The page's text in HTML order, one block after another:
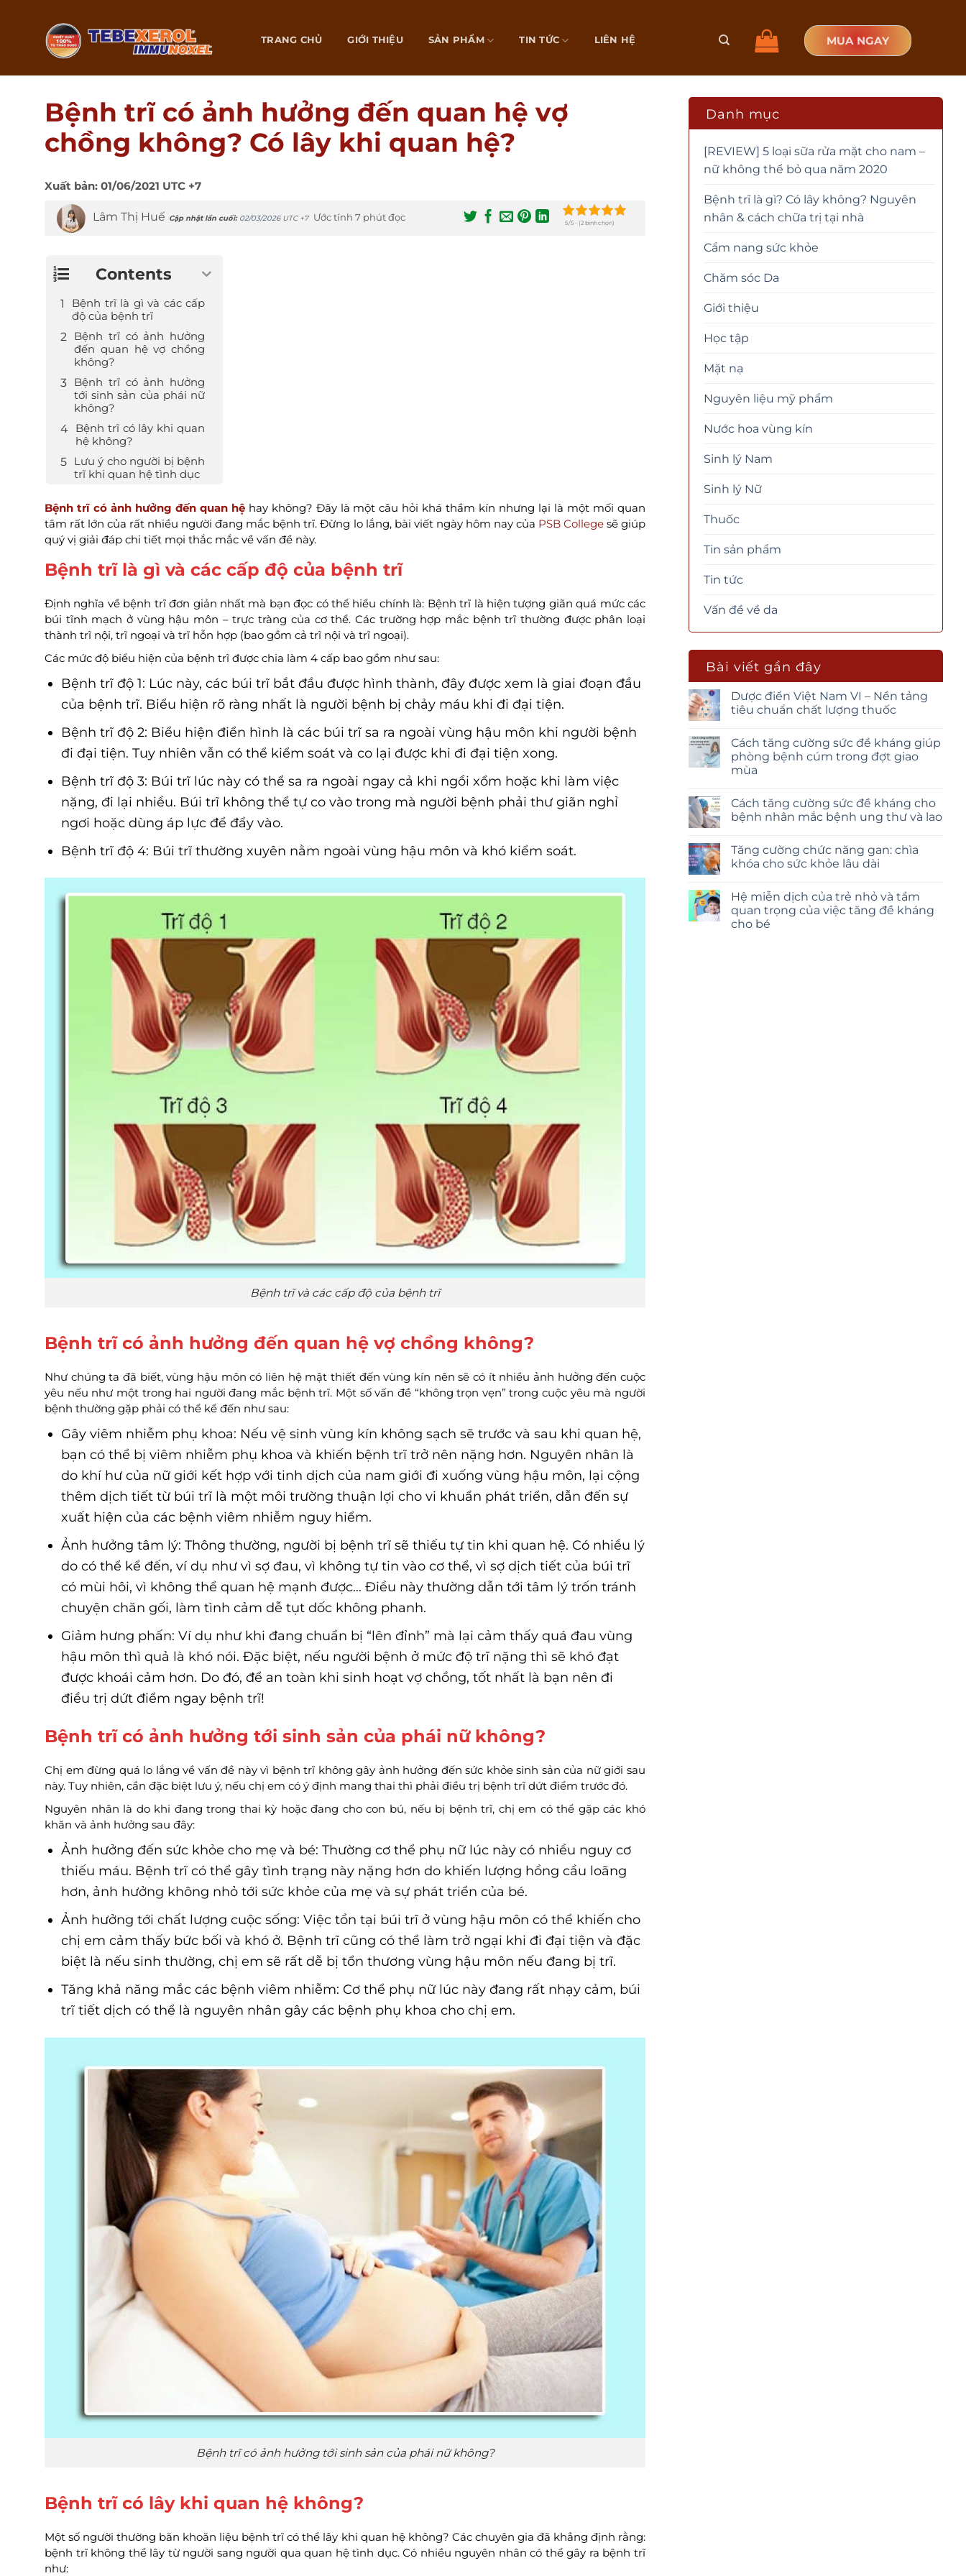
TRANG CHỦ GIỚI THIỆU SẢN PHẨM TIN TỨC LIÊN HỆ MUA NGAY
Bệnh trĩ có ảnh hưởng đến quan hệ vợ
chồng không? Có lây khi quan hệ?
Xuất bản: 01/06/2021 UTC +7
Lâm Thị Huế Cập nhật lần cuối: 02/03/2026UTC +7 Ước tính 7 phút đọc 5/5 - (2 bình chọn)
Contents
Bệnh trĩ là gì và các cấp
độ của bệnh trĩ
Bệnh trĩ có ảnh hưởng
đến quan hệ vợ chồng
không?
Bệnh trĩ có ảnh hưởng
tới sinh sản của phái nữ
không?
Bệnh trĩ có lây khi quan
hệ không?
Lưu ý cho người bị bệnh
trĩ khi quan hệ tình dục
Bệnh trĩ có ảnh hưởng đến quan hệhay không? Đây là một câu hỏi khá thầm kín nhưng lại là một mối quan
tâm rất lớn của rất nhiều người đang mắc bệnh trĩ. Đừng lo lắng, bài viết ngày hôm nay của PSB Collegesẽ giúp
quý vị giải đáp chi tiết mọi thắc mắc về vấn đề này.
Bệnh trĩ là gì và các cấp độ của bệnh trĩ
Định nghĩa về bệnh trĩ đơn giản nhất mà bạn đọc có thể hiểu chính là: Bệnh trĩ là hiện tượng giãn quá mức các
búi tĩnh mạch ở vùng hậu môn – trực tràng của cơ thể. Các trường hợp mắc bệnh trĩ thường được phân loại
thành trĩ nội, trĩ ngoại và trĩ hỗn hợp (bao gồm cả trĩ nội và trĩ ngoại).
Các mức độ biểu hiện của bệnh trĩ được chia làm 4 cấp bao gồm như sau:
Bệnh trĩ độ 1: Lúc này, các búi trĩ bắt đầu được hình thành, đây được xem là giai đoạn đầu
của bệnh trĩ. Biểu hiện rõ ràng nhất là người bệnh bị chảy máu khi đi đại tiện.
Bệnh trĩ độ 2: Biểu hiện điển hình là các búi trĩ sa ra ngoài vùng hậu môn khi người bệnh
đi đại tiện. Tuy nhiên vẫn có thể kiểm soát và co lại được khi đi đại tiện xong.
Bệnh trĩ độ 3: Búi trĩ lúc này có thể sa ra ngoài ngay cả khi ngồi xổm hoặc khi làm việc
nặng, đi lại nhiều. Búi trĩ không thể tự co vào trong mà người bệnh phải thư giãn nghỉ
ngơi hoặc dùng áp lực để đẩy vào.
Bệnh trĩ độ 4: Búi trĩ thường xuyên nằm ngoài vùng hậu môn và khó kiểm soát.
Bệnh trĩ và các cấp độ của bệnh trĩ
Bệnh trĩ có ảnh hưởng đến quan hệ vợ chồng không?
Như chúng ta đã biết, vùng hậu môn có liên hệ mật thiết đến vùng kín nên sẽ có ít nhiều ảnh hưởng đến cuộc
yêu nếu như một trong hai người đang mắc bệnh trĩ. Một số vấn đề “không trọn vẹn” trong cuộc yêu mà người
bệnh thường gặp phải có thể kể đến như sau:
Gây viêm nhiễm phụ khoa: Nếu vệ sinh vùng kín không sạch sẽ trước và sau khi quan hệ,
bạn có thể bị viêm nhiễm phụ khoa và khiến bệnh trĩ trở nên nặng hơn. Nguyên nhân là
do khí hư của nữ giới kết hợp với tinh dịch của nam giới đi xuống vùng hậu môn, lại cộng
thêm dịch tiết từ búi trĩ là một môi trường thuận lợi cho vi khuẩn phát triển, dẫn đến sự
xuất hiện của các bệnh viêm nhiễm nguy hiểm.
Ảnh hưởng tâm lý: Thông thường, người bị bệnh trĩ sẽ thiếu tự tin khi quan hệ. Có nhiều lý
do có thể kể đến, ví dụ như vì sợ đau, vì không tự tin vào cơ thể, vì sợ dịch tiết của búi trĩ
có mùi hôi, vì không thể quan hệ mạnh được… Điều này thường dẫn tới tâm lý trốn tránh
chuyện chăn gối, làm tình cảm dễ tụt dốc không phanh.
Giảm hưng phấn: Ví dụ như khi đang chuẩn bị “lên đỉnh” mà lại cảm thấy quá đau vùng
hậu môn thì quả là khó nói. Đặc biệt, nếu người bệnh ở mức độ trĩ nặng thì sẽ khó đạt
được khoái cảm hơn. Do đó, để an toàn khi sinh hoạt vợ chồng, tốt nhất là bạn nên đi
điều trị dứt điểm ngay bệnh trĩ!
Bệnh trĩ có ảnh hưởng tới sinh sản của phái nữ không?
Chị em đừng quá lo lắng về vấn đề này vì bệnh trĩ không gây ảnh hưởng đến sức khỏe sinh sản của nữ giới sau
này. Tuy nhiên, cần đặc biệt lưu ý, nếu chị em có ý định mang thai thì phải điều trị bệnh trĩ dứt điểm trước đó.
Nguyên nhân là do khi đang trong thai kỳ hoặc đang cho con bú, nếu bị bệnh trĩ, chị em có thể gặp các khó
khăn và ảnh hưởng sau đây:
Ảnh hưởng đến sức khỏe cho mẹ và bé: Thường cơ thể phụ nữ lúc này có nhiều nguy cơ
thiếu máu. Bệnh trĩ có thể gây tình trạng này nặng hơn do khiến lượng hồng cầu loãng
hơn, ảnh hưởng không nhỏ tới sức khỏe của mẹ và sự phát triển của bé.
Ảnh hưởng tới chất lượng cuộc sống: Việc tồn tại búi trĩ ở vùng hậu môn có thể khiến cho
chị em cảm thấy bức bối và khó ở. Bệnh trĩ cũng có thể làm trở ngại khi đi đại tiện và đặc
biệt là nếu sinh thường, chị em sẽ rất dễ bị tổn thương vùng hậu môn nếu đang bị trĩ.
Tăng khả năng mắc các bệnh viêm nhiễm: Cơ thể phụ nữ lúc này đang rất nhạy cảm, búi
trĩ tiết dịch có thể là nguyên nhân gây các bệnh phụ khoa cho chị em.
Bệnh trĩ có ảnh hưởng tới sinh sản của phái nữ không?
Bệnh trĩ có lây khi quan hệ không?
Một số người thường băn khoăn liệu bệnh trĩ có thể lây khi quan hệ không? Các chuyên gia đã khẳng định rằng:
bệnh trĩ không thể lây từ người sang người qua quan hệ tình dục. Có nhiều nguyên nhân có thể gây ra bệnh trĩ
như:
Danh mục
[REVIEW] 5 loại sữa rửa mặt cho nam –
nữ không thể bỏ qua năm 2020
Bệnh trĩ là gì? Có lây không? Nguyên
nhân & cách chữa trị tại nhà
Cẩm nang sức khỏe
Chăm sóc Da
Giới thiệu
Học tập
Mặt nạ
Nguyên liệu mỹ phẩm
Nước hoa vùng kín
Sinh lý Nam
Sinh lý Nữ
Thuốc
Tin sản phẩm
Tin tức
Vấn đề về da
Bài viết gần đây
Dược điển Việt Nam VI – Nền tảng
tiêu chuẩn chất lượng thuốc
Cách tăng cường sức đề kháng giúp
phòng bệnh cúm trong đợt giao
mùa
Cách tăng cường sức đề kháng cho
bệnh nhân mắc bệnh ung thư và lao
Tăng cường chức năng gan: chìa
khóa cho sức khỏe lâu dài
Hệ miễn dịch của trẻ nhỏ và tầm
quan trọng của việc tăng đề kháng
cho bé